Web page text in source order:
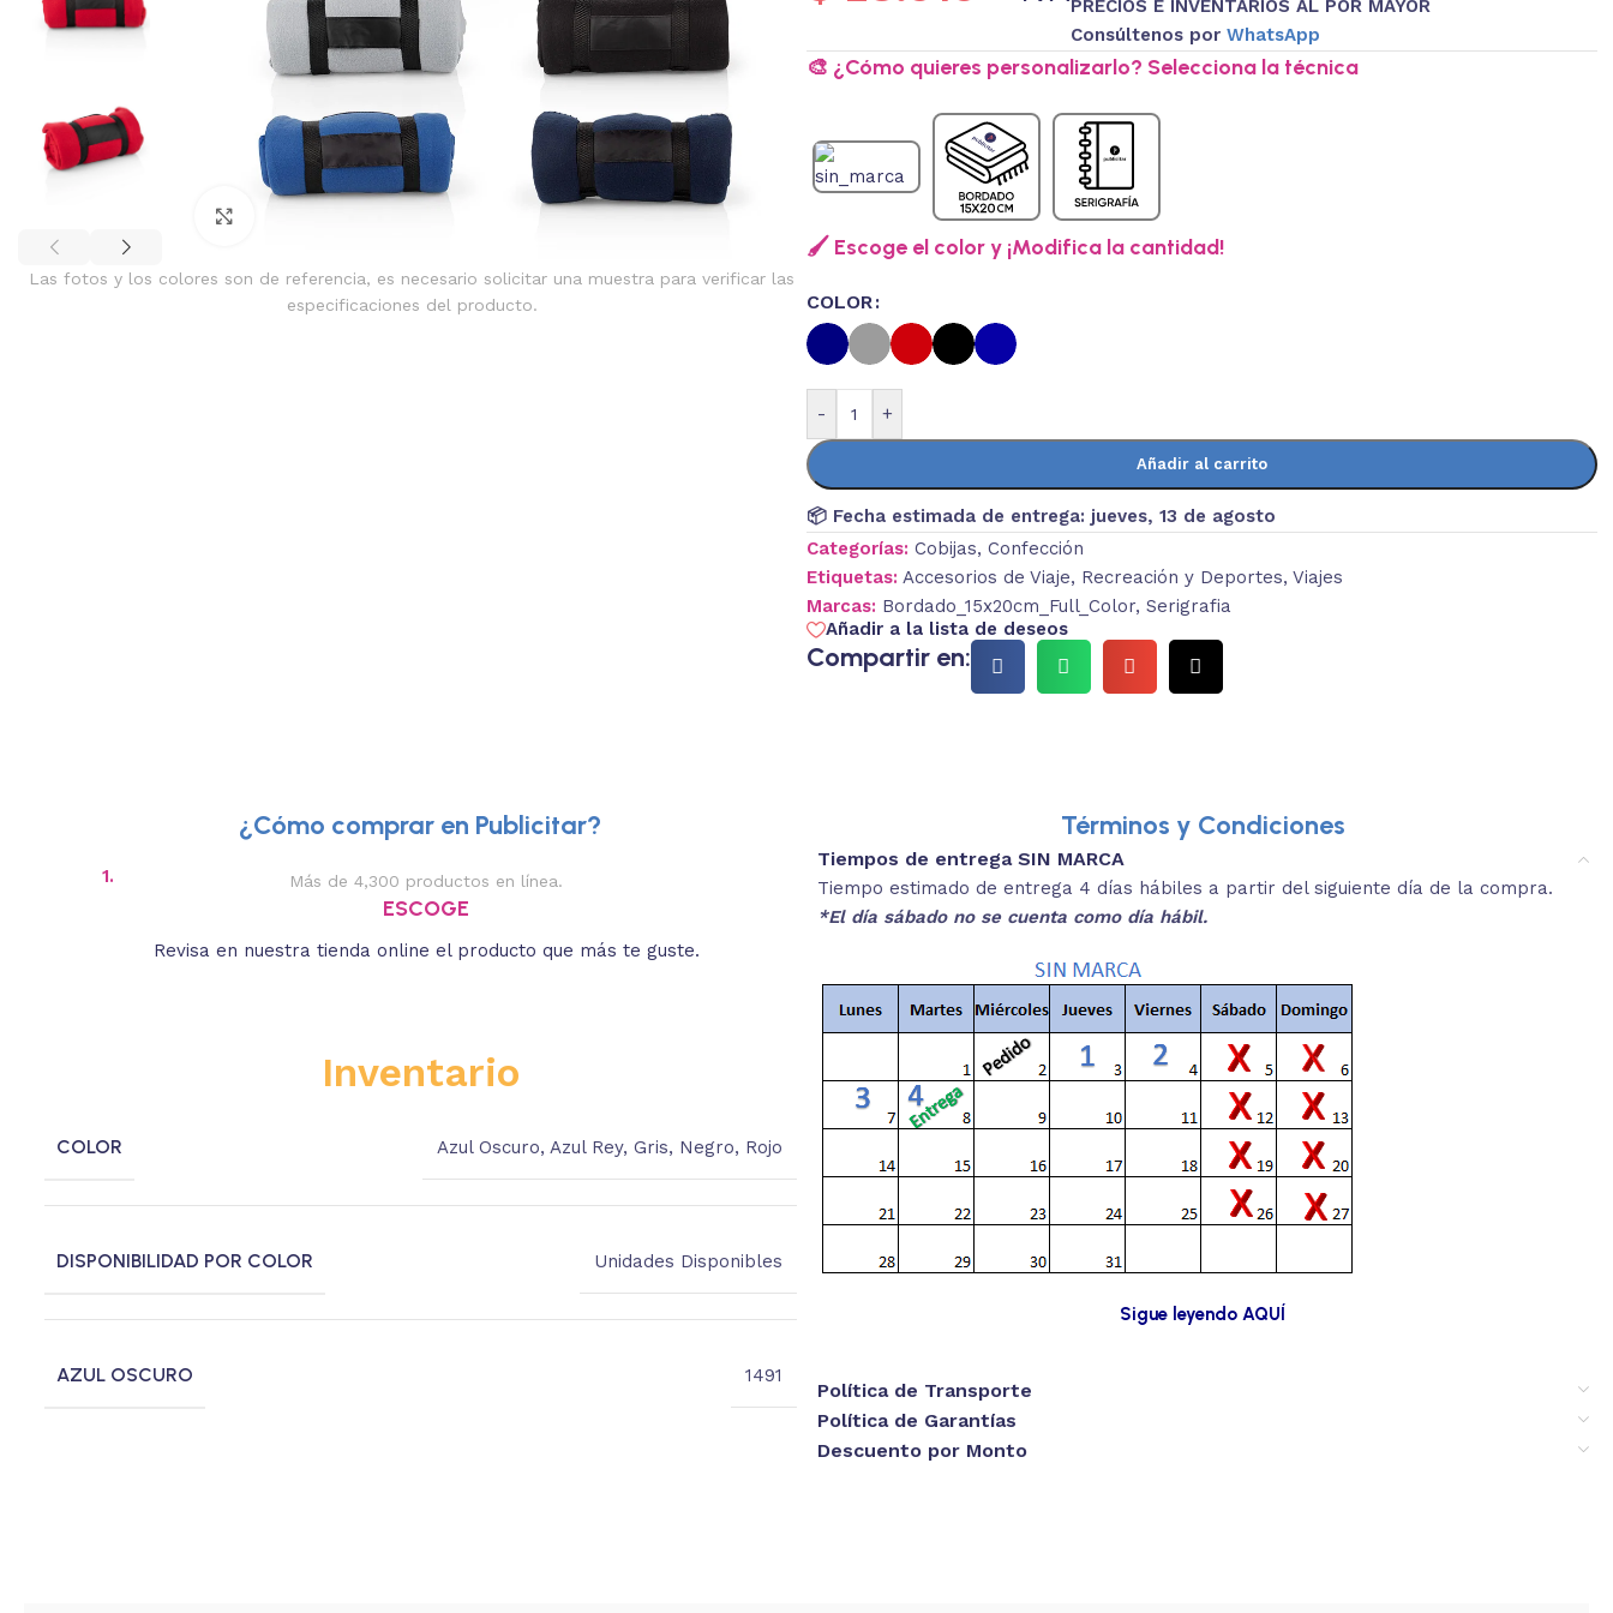
Las fotos y los colores son de referencia, es necesario solicitar una muestra para verificar las
especificaciones del producto.
PRECIOS E INVENTARIOS AL POR MAYOR
Consúltenos por WhatsApp
🎨 ¿Cómo quieres personalizarlo? Selecciona la técnica
🖌️ Escoge el color y ¡Modifica la cantidad!
COLOR
- +
Añadir al carrito
📦 Fecha estimada de entrega: jueves, 13 de agosto
Categorías: Cobijas, Confección
Etiquetas: Accesorios de Viaje, Recreación y Deportes, Viajes
Marcas: Bordado_15x20cm_Full_Color, Serigrafia
Añadir a la lista de deseos
Compartir en:
¿Cómo comprar en Publicitar?
1. Más de 4,300 productos en línea.
ESCOGE
Revisa en nuestra tienda online el producto que más te guste.
Descripciones breves y medidas aproximadas.
REVISA
estás buscando.
3.
Inventario
COLOR Azul Oscuro, Azul Rey, Gris, Negro, Rojo
DISPONIBILIDAD POR COLOR Unidades Disponibles
AZUL OSCURO 1491
Términos y Condiciones
Tiempos de entrega SIN MARCA
Tiempo estimado de entrega 4 días hábiles a partir del siguiente día de la compra.
*El día sábado no se cuenta como día hábil.
Sigue leyendo AQUÍ
Política de Transporte
Política de Garantías
Descuento por Monto